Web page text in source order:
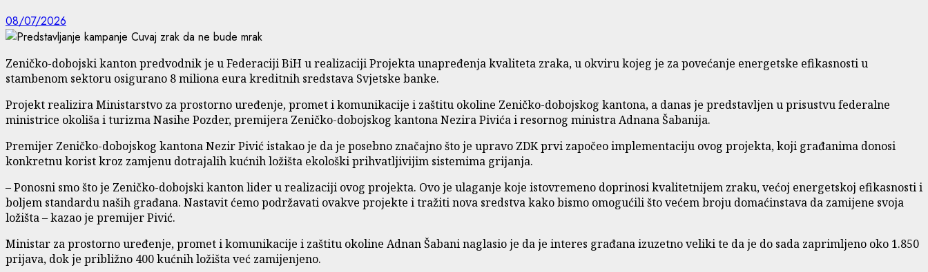
08/07/2026
Zeničko-dobojski kanton predvodnik je u Federaciji BiH u realizaciji Projekta unapređenja kvaliteta zraka, u okviru kojeg je za povećanje energetske efikasnosti u
stambenom sektoru osigurano 8 miliona eura kreditnih sredstava Svjetske banke.
Projekt realizira Ministarstvo za prostorno uređenje, promet i komunikacije i zaštitu okoline Zeničko-dobojskog kantona, a danas je predstavljen u prisustvu federalne
ministrice okoliša i turizma Nasihe Pozder, premijera Zeničko-dobojskog kantona Nezira Pivića i resornog ministra Adnana Šabanija.
Premijer Zeničko-dobojskog kantona Nezir Pivić istakao je da je posebno značajno što je upravo ZDK prvi započeo implementaciju ovog projekta, koji građanima donosi
konkretnu korist kroz zamjenu dotrajalih kućnih ložišta ekološki prihvatljivijim sistemima grijanja.
– Ponosni smo što je Zeničko-dobojski kanton lider u realizaciji ovog projekta. Ovo je ulaganje koje istovremeno doprinosi kvalitetnijem zraku, većoj energetskoj efikasnosti i
boljem standardu naših građana. Nastavit ćemo podržavati ovakve projekte i tražiti nova sredstva kako bismo omogućili što većem broju domaćinstava da zamijene svoja
ložišta – kazao je premijer Pivić.
Ministar za prostorno uređenje, promet i komunikacije i zaštitu okoline Adnan Šabani naglasio je da je interes građana izuzetno veliki te da je do sada zaprimljeno oko 1.850
prijava, dok je približno 400 kućnih ložišta već zamijenjeno.